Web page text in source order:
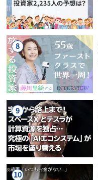
8
9
10